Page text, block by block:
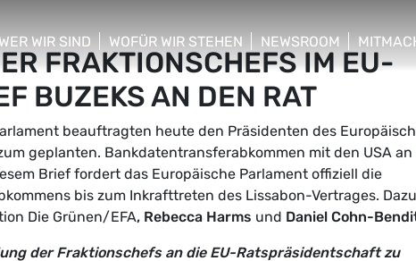
WER WIR SIND
hide sub menu
WOFÜR WIR STEHEN
show/hide sub menu
NEWSROOM
show/hide sub menu
show/
FRAKTIONSCHEFS IM EU-
BUZEKS AN DEN RAT
beauftragten heute den Präsidenten des
geplanten. Bankdatentransferabkommen mit den USA an
Brief fordert das Europäische Parlament offiziell die
bis zum Inkrafttreten des Lissabon-Vertrages. Dazu
Die Grünen/EFA, Rebecca Harms und Daniel Cohn-
der Fraktionschefs an die EU-Ratspräsidentschaft zu